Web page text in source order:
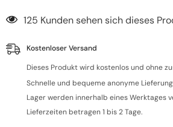
125 Kunden sehen sich dieses
Kostenloser Versand
Dieses Produkt wird kostenlos und ohne
Schnelle und bequeme anonyme
Lager werden innerhalb eines Werktages
Lieferzeiten betragen 1 bis 2 Tage.